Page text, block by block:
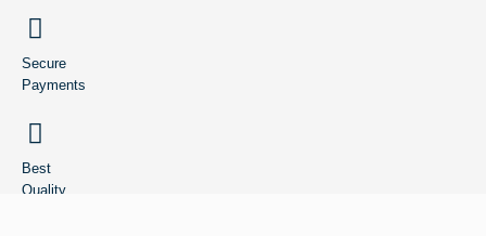
Secure
Payments
Best
Quality